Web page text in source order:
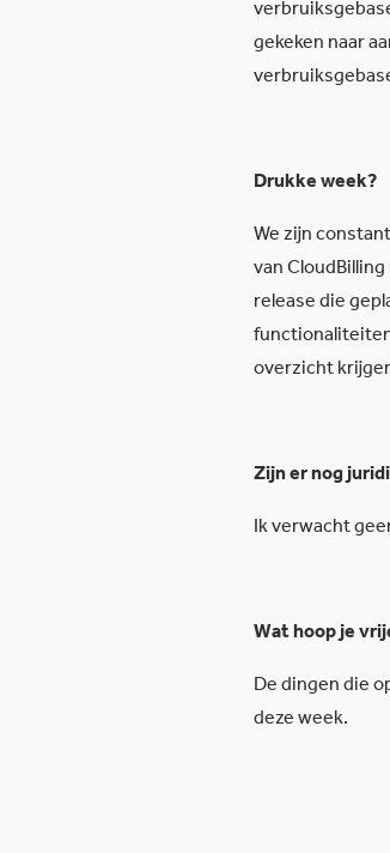
gekeken naar
Drukke week?
We zijn
van
release die
overzicht
Zijn er nog
Ik verwacht
Wat hoop je
De dingen die
deze week.